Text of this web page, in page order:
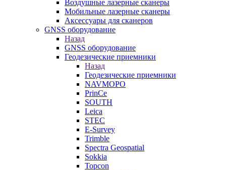
Воздушные лазерные сканеры
Мобильные лазерные сканеры
Аксессуары для сканеров
GNSS оборудование
Назад
GNSS оборудование
Геодезические приемники
Назад
Геодезические приемники
NAVMOPO
PrinCe
SOUTH
Leica
STEC
E-Survey
Trimble
Spectra Geospatial
Sokkia
Topcon